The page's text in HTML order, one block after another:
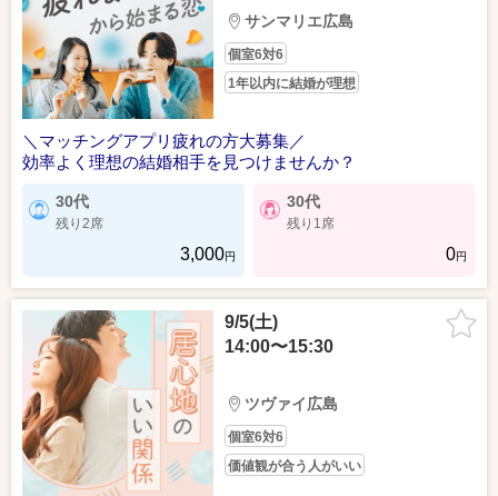
サンマリエ広島
個室6対6
1年以内に結婚が理想
＼マッチングアプリ疲れの方大募集／
効率よく理想の結婚相手を見つけませんか？
30代
残り2席
3,000円
30代
残り1席
0円
9/5(土)
14:00〜15:30
ツヴァイ広島
個室6対6
価値観が合う人がいい